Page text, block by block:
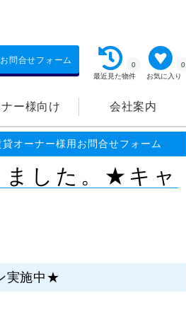
お気に入り
0
最近見た物件
0
問合せフォーム
ー様向け 会社案内
貸オーナー様用お問合せフォーム
ャンペーン実施中★
ました。★キャ
実施中★